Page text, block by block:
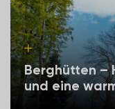
Berghütten –
und eine